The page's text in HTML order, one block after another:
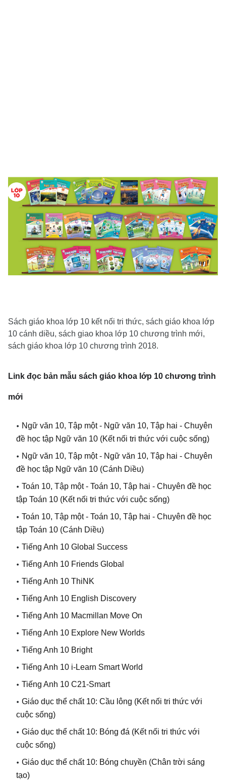
Sách giáo khoa lớp 10 kết nối tri thức, sách giáo khoa lớp
10 cánh diều, sách giao khoa lớp 10 chương trình mới,
sách giáo khoa lớp 10 chương trình 2018.
Link đọc bản mẫu sách giáo khoa lớp 10 chương trình
mới
Ngữ văn 10, Tập một - Ngữ văn 10, Tập hai - Chuyên
đề học tập Ngữ văn 10 (Kết nối tri thức với cuộc sống)
Ngữ văn 10, Tập một- Ngữ văn 10, Tập hai - Chuyên
đề học tập Ngữ văn 10 (Cánh Diều)
Toán 10, Tập một - Toán 10, Tập hai - Chuyên đề học
tập Toán 10 (Kết nối tri thức với cuộc sống)
Toán 10, Tập một- Toán 10, Tập hai - Chuyên đề học
tập Toán 10 (Cánh Diều)
Tiếng Anh 10 Global Success
Tiếng Anh 10 Friends Global
Tiếng Anh 10 ThiNK
Tiếng Anh 10 English Discovery
Tiếng Anh 10 Macmillan Move On
Tiếng Anh 10 Explore New Worlds
Tiếng Anh 10 Bright
Tiếng Anh 10 i-Learn Smart World
Tiếng Anh 10 C21-Smart
Giáo dục thể chất 10: Cầu lông (Kết nối tri thức với
cuộc sống)
Giáo dục thể chất 10: Bóng đá (Kết nối tri thức với
cuộc sống)
Giáo dục thể chất 10: Bóng chuyền (Chân trời sáng
tạo)